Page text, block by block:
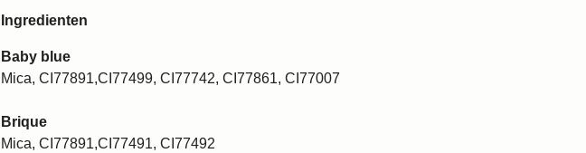
Ingredienten
Baby blue
Mica, CI77891,CI77499, CI77742, CI77861, CI77007
Brique
Mica, CI77891,CI77491, CI77492